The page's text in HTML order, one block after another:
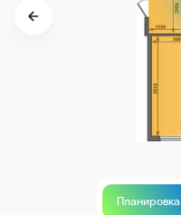
Планировка